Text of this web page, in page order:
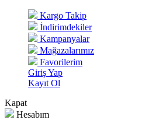
Kargo Takip
İndirimdekiler
Kampanyalar
Mağazalarımız
Favorilerim
Giriş Yap
Kayıt Ol
Kapat
Hesabım